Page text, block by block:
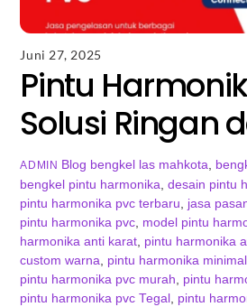
Juni 27, 2025
Pintu
Solusi Ringan
ADMIN Blog bengkel las mahkota,
bengkel pintu harmonika,desain pintu
pintu harmonika pvc terbaru, jasa
pintu harmonika pvc, model pintu
harmonika anti karat, pintu harmonika
custom warna, pintu harmonika
pintu harmonika pvc murah, pintu
pintu harmonika pvc Tegal , pintu